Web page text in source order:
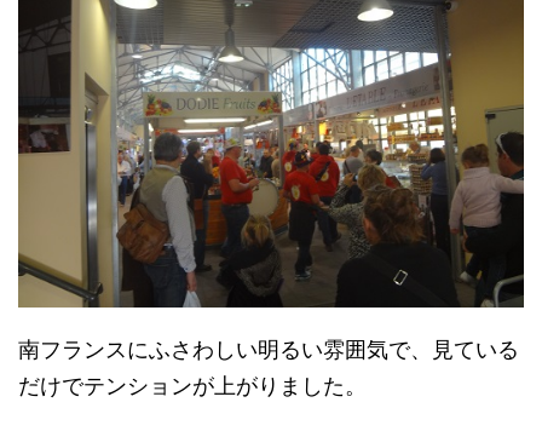
南フランスにふさわしい明るい雰囲気で、見ている
だけでテンションが上がりました。